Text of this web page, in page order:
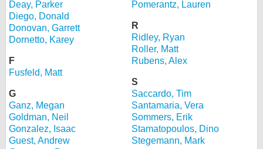
Deay, Parker
Diego, Donald
Donovan, Garrett
Dornetto, Karey
F
Fusfeld, Matt
G
Ganz, Megan
Goldman, Neil
Gonzalez, Isaac
Guest, Andrew
Pomerantz, Lauren
R
Ridley, Ryan
Roller, Matt
Rubens, Alex
S
Saccardo, Tim
Santamaria, Vera
Sommers, Erik
Stamatopoulos, Dino
Stegemann, Mark